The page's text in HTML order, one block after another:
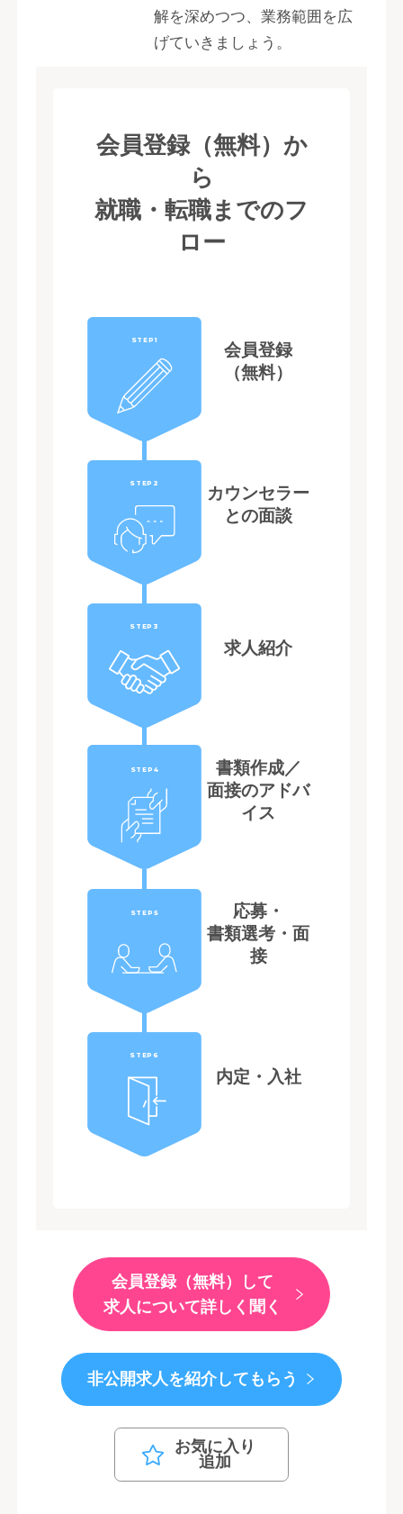
解を深めつつ、業務範囲を広
げていきましょう。
会員登録（無料）か
ら
就職・転職までのフ
ロー
STEP1
会員登録
（無料）
STEP2
カウンセラー
との面談
STEP3
求人紹介
STEP4
書類作成／
面接のアドバ
イス
STEP5
応募・
書類選考・面
接
STEP6
内定・入社
会員登録（無料）して
求人について詳しく聞く
非公開求人を紹介してもらう
お気に入り
追加